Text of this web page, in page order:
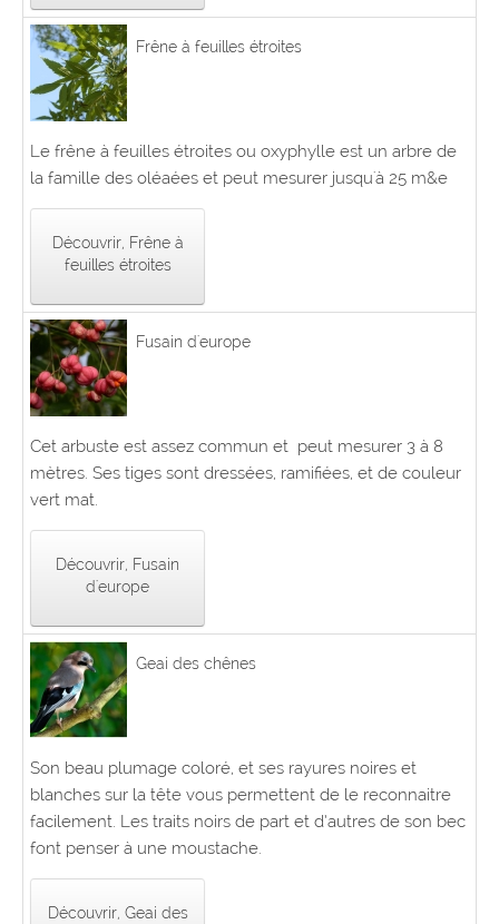
Frêne à feuilles étroites
Le frêne à feuilles étroites ou oxyphylle est un arbre de
la famille des oléaées et peut mesurer jusqu'à 25 m&e
Découvrir, Frêne à
feuilles étroites
Fusain d'europe
Cet arbuste est assez commun et peut mesurer 3 à 8
mètres. Ses tiges sont dressées, ramifiées, et de couleur
vert mat.
Découvrir, Fusain
d'europe
Geai des chênes
Son beau plumage coloré, et ses rayures noires et
blanches sur la tête vous permettent de le reconnaitre
facilement. Les traits noirs de part et d’autres de son bec
font penser à une moustache.
Découvrir, Geai des